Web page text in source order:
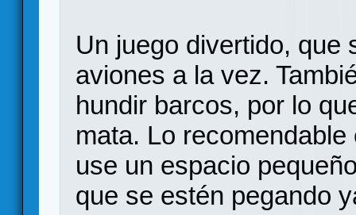
Un juego divertido, que
aviones a la vez.
hundir barcos, por lo
mata. Lo
use un espacio
que se estén pegando